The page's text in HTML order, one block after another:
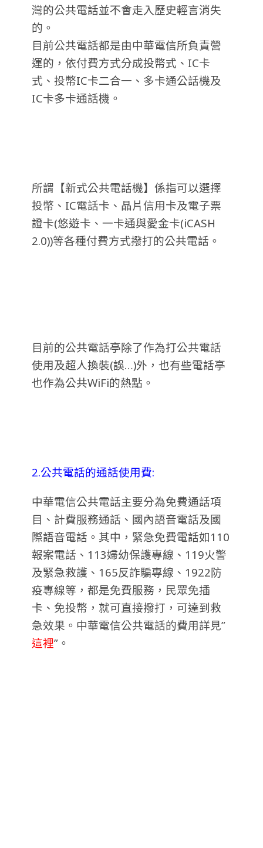
灣的公共電話並不會走入歷史輕言消失
的。
目前公共電話都是由中華電信所負責營
運的，依付費方式分成投幣式、IC卡
式、投幣IC卡二合一、多卡通公話機及
IC卡多卡通話機。
所謂【新式公共電話機】係指可以選擇
投幣、IC電話卡、晶片信用卡及電子票
證卡(悠遊卡、一卡通與愛金卡(iCASH
2.0))等各種付費方式撥打的公共電話。
目前的公共電話亭除了作為打公共電話
使用及超人換裝(誤…)外，也有些電話亭
也作為公共WiFi的熱點。
2.公共電話的通話使用費:
中華電信公共電話主要分為免費通話項
目、計費服務通話、國內語音電話及國
際語音電話。其中，緊急免費電話如110
報案電話、113婦幼保護專線、119火警
及緊急救護、165反詐騙專線、1922防
疫專線等，都是免費服務，民眾免插
卡、免投幣，就可直接撥打，可達到救
急效果。 中華電信公共電話的費用詳見”
這裡”。